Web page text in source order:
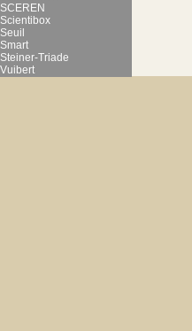
SCEREN
Scientibox
Seuil
Smart
Steiner-Triade
Vuibert